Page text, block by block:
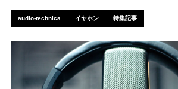
audio-technica イヤホン 特集記事